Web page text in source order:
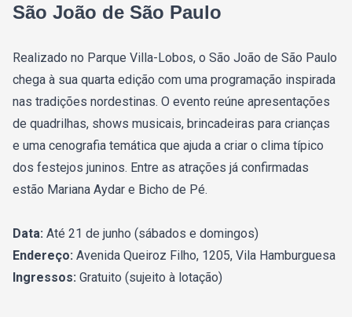
São João de São Paulo
Realizado no Parque Villa-Lobos, o São João de São Paulo
chega à sua quarta edição com uma programação inspirada
nas tradições nordestinas. O evento reúne apresentações
de quadrilhas, shows musicais, brincadeiras para crianças
e uma cenografia temática que ajuda a criar o clima típico
dos festejos juninos. Entre as atrações já confirmadas
estão Mariana Aydar e Bicho de Pé.
Data: Até 21 de junho (sábados e domingos)
Endereço: Avenida Queiroz Filho, 1205, Vila Hamburguesa
Ingressos: Gratuito (sujeito à lotação)